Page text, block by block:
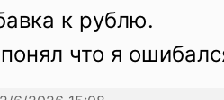
к рублю.
что я